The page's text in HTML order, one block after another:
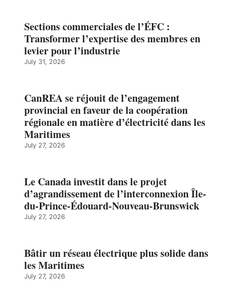
Sections commerciales de l’ÉFC :
Transformer l’expertise des membres en
levier pour l’industrie
July 31, 2026
CanREA se réjouit de l’engagement
provincial en faveur de la coopération
régionale en matière d’électricité dans les
Maritimes
July 27, 2026
Le Canada investit dans le projet
d’agrandissement de l’interconnexion Île-
du-Prince-Édouard-Nouveau-Brunswick
July 27, 2026
Bâtir un réseau électrique plus solide dans
les Maritimes
July 27, 2026